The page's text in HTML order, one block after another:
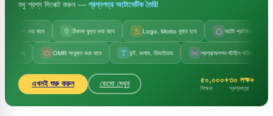
শুধু প্রশ্ন সিলেক্ট করুন — প্রশ্নপত্র অটোমেটিক তৈরি!
দেয়া যাবে ঠিকানা যুক্ত করা যাবে Logo, Motto যুক্ত হবে অটো প্রতিষ্ঠানের নাম
OMR সংযুক্ত করা যাবে ফন্ট, কলাম, ডিভাইডার প্রশ্ন/অপশন স্টাইল পরিবর্তন
এখনই শুরু করুন ডেমো দেখুন ৫০,০০০+
শিক্ষক
৩০ লক্ষ+
প্রশ্নপত্র